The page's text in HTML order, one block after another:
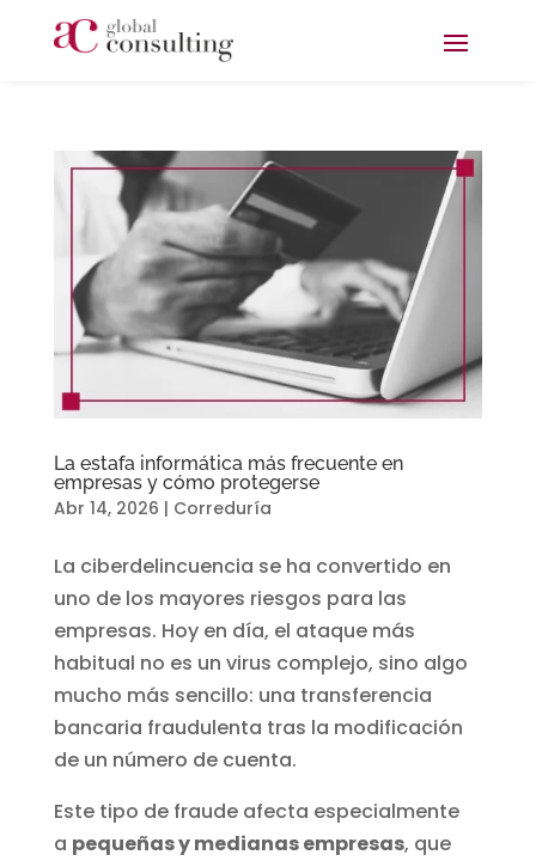
La estafa informática más frecuente en
empresas y cómo protegerse
Abr 14, 2026 | Correduría
La ciberdelincuencia se ha convertido en
uno de los mayores riesgos para las
empresas. Hoy en día, el ataque más
habitual no es un virus complejo, sino algo
mucho más sencillo: una transferencia
bancaria fraudulenta tras la modificación
de un número de cuenta.
Este tipo de fraude afecta especialmente
a pequeñas y medianas empresas, que